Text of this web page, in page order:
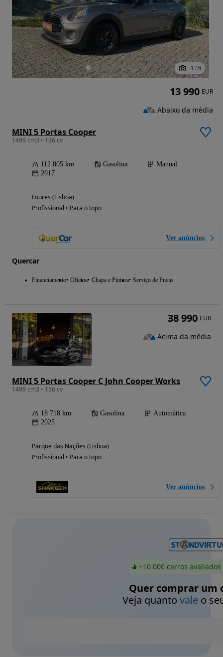
1 / 6
MINI 5 Portas Cooper
1499 cm3 • 136 cv
112 805 km Gasolina
Manual
2017
Loures (Lisboa)
Profissional • Para o topo
Ver anúncios
Quercar
Financiamento Oficina Chapa e Pintura Serviço de Pneus
13 990 EUR
Abaixo da média
MINI 5 Portas Cooper C John Cooper Works
1499 cm3 • 156 cv
18 718 km Gasolina
Automática
2025
Parque das Nações (Lisboa)
Profissional • Para o topo
Ver anúncios
38 990 EUR
Acima da média
~10 000 carros
Quer comprar um
Veja quanto valeo